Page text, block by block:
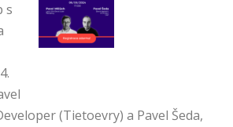
s
(Tietoevry) a Pavel Šeda,